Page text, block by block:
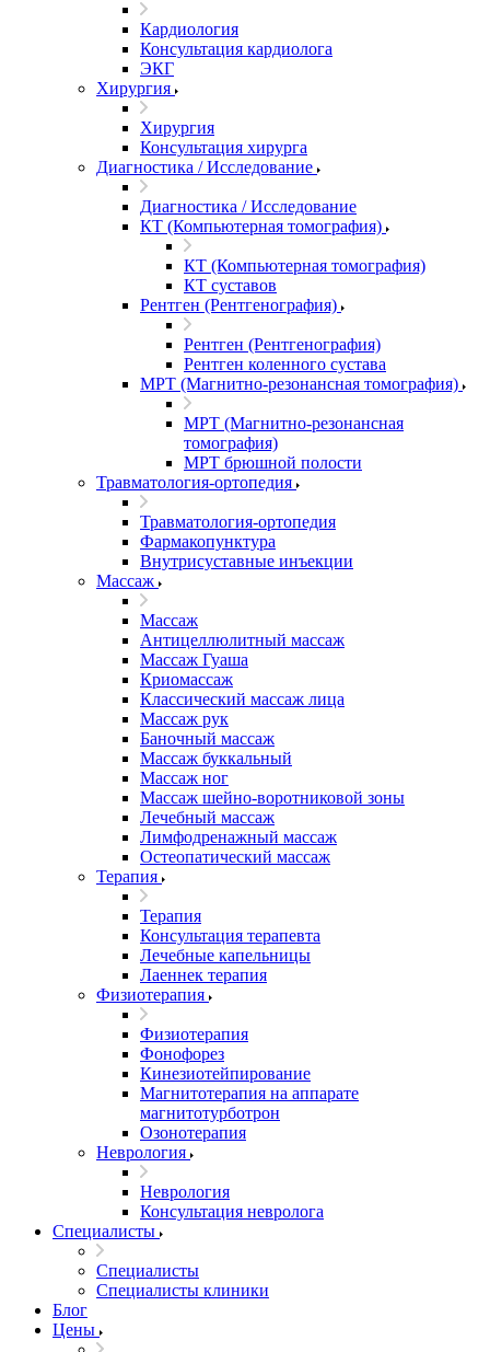
Кардиология
Консультация кардиолога
ЭКГ
Хирургия
Хирургия
Консультация хирурга
Диагностика / Исследование
Диагностика / Исследование
КТ (Компьютерная томография)
КТ (Компьютерная томография)
КТ суставов
Рентген (Рентгенография)
Рентген (Рентгенография)
Рентген коленного сустава
МРТ (Магнитно-резонансная томография)
МРТ (Магнитно-резонансная
томография)
МРТ брюшной полости
Травматология-ортопедия
Травматология-ортопедия
Фармакопунктура
Внутрисуставные инъекции
Массаж
Массаж
Антицеллюлитный массаж
Массаж Гуаша
Криомассаж
Классический массаж лица
Массаж рук
Баночный массаж
Массаж буккальный
Массаж ног
Массаж шейно-воротниковой зоны
Лечебный массаж
Лимфодренажный массаж
Остеопатический массаж
Терапия
Терапия
Консультация терапевта
Лечебные капельницы
Лаеннек терапия
Физиотерапия
Физиотерапия
Фонофорез
Кинезиотейпирование
Магнитотерапия на аппарате
магнитотурботрон
Озонотерапия
Неврология
Неврология
Консультация невролога
Специалисты
Специалисты
Специалисты клиники
Блог
Цены